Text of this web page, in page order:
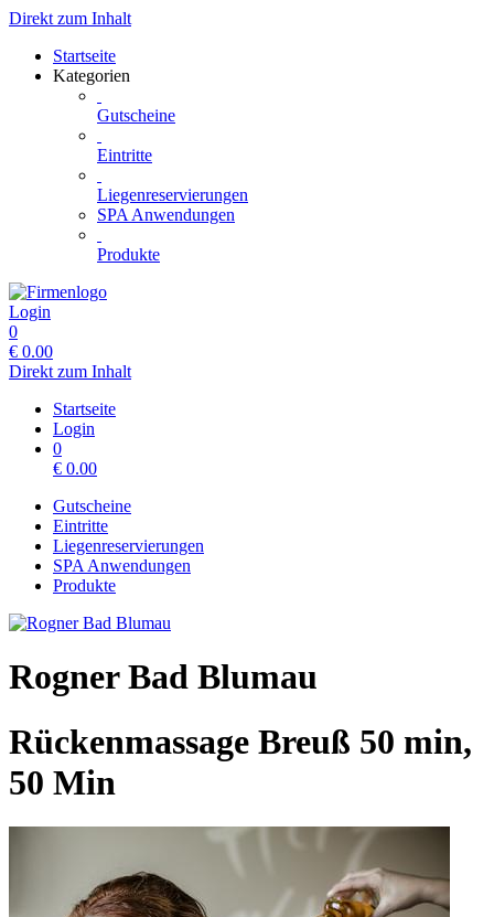
Direkt zum Inhalt
Startseite
Kategorien
Gutscheine
Eintritte
Liegenreservierungen
SPA Anwendungen
Produkte
Login
0
€ 0.00
Direkt zum Inhalt
Startseite
Login
0
€ 0.00
Gutscheine
Eintritte
Liegenreservierungen
SPA Anwendungen
Produkte
Rogner Bad Blumau
Rückenmassage Breuß 50 min,
50 Min